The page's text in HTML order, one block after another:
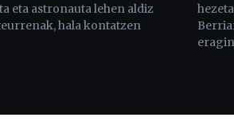
eta astronauta lehen aldiz
hala kontatzen